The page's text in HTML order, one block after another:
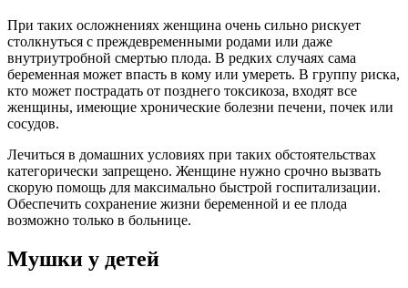
При таких осложнениях женщина очень сильно рискует
столкнуться с преждевременными родами или даже
внутриутробной смертью плода. В редких случаях сама
беременная может впасть в кому или умереть. В группу риска,
кто может пострадать от позднего токсикоза, входят все
женщины, имеющие хронические болезни печени, почек или
сосудов.
Лечиться в домашних условиях при таких обстоятельствах
категорически запрещено. Женщине нужно срочно вызвать
скорую помощь для максимально быстрой госпитализации.
Обеспечить сохранение жизни беременной и ее плода
возможно только в больнице.
Мушки у детей